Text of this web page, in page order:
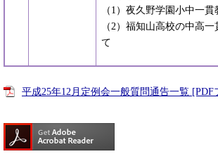
（1）夜久野学園小中一
（2）福知山高校の中高
て
平成25年12月定例会一般質問通告一覧 [PDF